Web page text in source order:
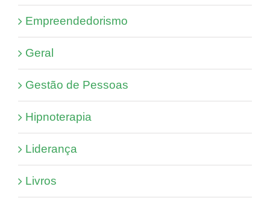
Empreendedorismo
Geral
Gestão de Pessoas
Hipnoterapia
Liderança
Livros